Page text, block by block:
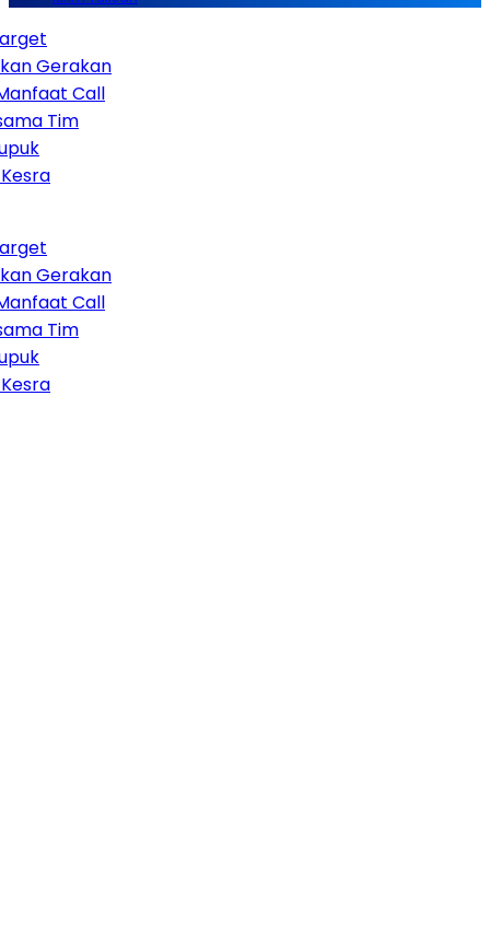
Gerakan
Call
Tim
Gerakan
Call
Tim